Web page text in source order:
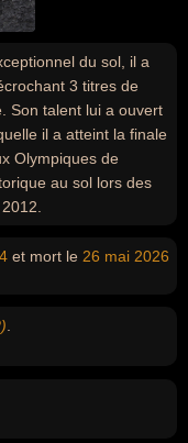
du sol, il a
3 titres de
Son talent lui a ouvert
il a atteint la finale
Olympiques de
au sol lors des
et mort le 26 mai 2026